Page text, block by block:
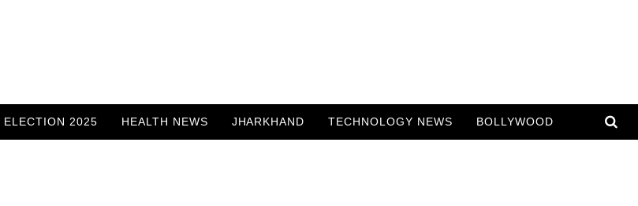
ELECTION 2025 HEALTH NEWS JHARKHAND TECHNOLOGY NEWS BOLLYWOOD